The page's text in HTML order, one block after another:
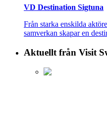
VD Destination Sigtuna
Från starka enskilda
samverkan skapar en
Aktuellt från Visit